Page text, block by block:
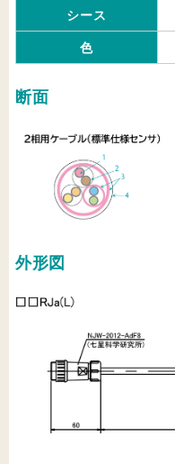
シース
色
断面
外形図